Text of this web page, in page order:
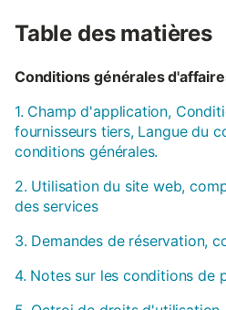
Table des matières
Conditions générales
1. Champ d'application,
fournisseurs tiers, Langue du
conditions générales.
2. Utilisation du site web,
des services
3. Demandes de réservation,
4. Notes sur les conditions de